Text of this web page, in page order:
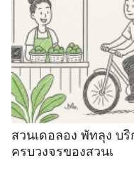
สวนเดอลอง พัทลุง บ
ครบวงจรของสวนเ